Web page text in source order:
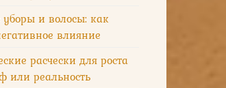
и волосы: как
влияние
расчески для роста
или реальность